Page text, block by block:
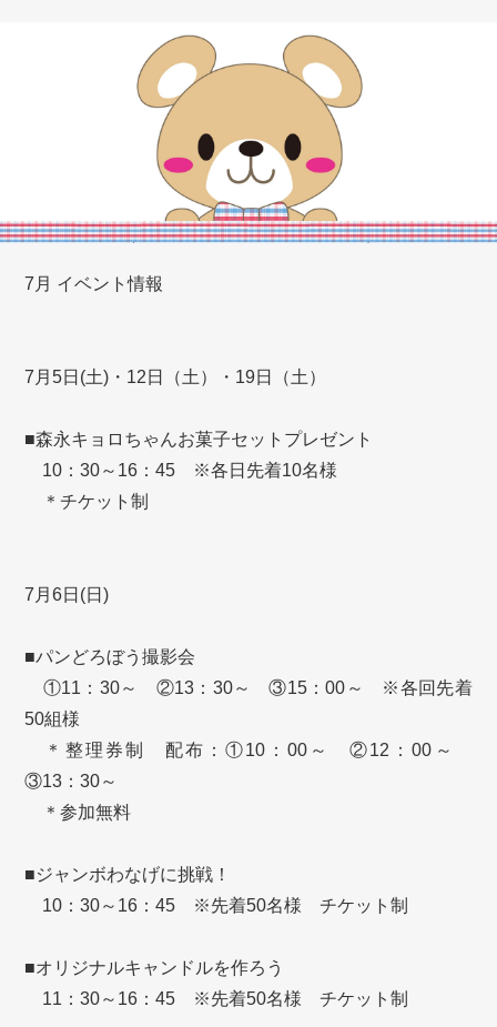
7月 イベント情報
7月5日(土)・12日（土）・19日（土）
■森永キョロちゃんお菓子セットプレゼント
10：30～16：45 ※各日先着10名様
＊チケット制
7月6日(日)
■パンどろぼう撮影会
①11：30～ ②13：30～ ③15：00～ ※各回先着
50組様
＊整理券制 配布：①10：00～ ②12：00～
③13：30～
＊参加無料
■ジャンボわなげに挑戦！
10：30～16：45 ※先着50名様 チケット制
■オリジナルキャンドルを作ろう
11：30～16：45 ※先着50名様 チケット制